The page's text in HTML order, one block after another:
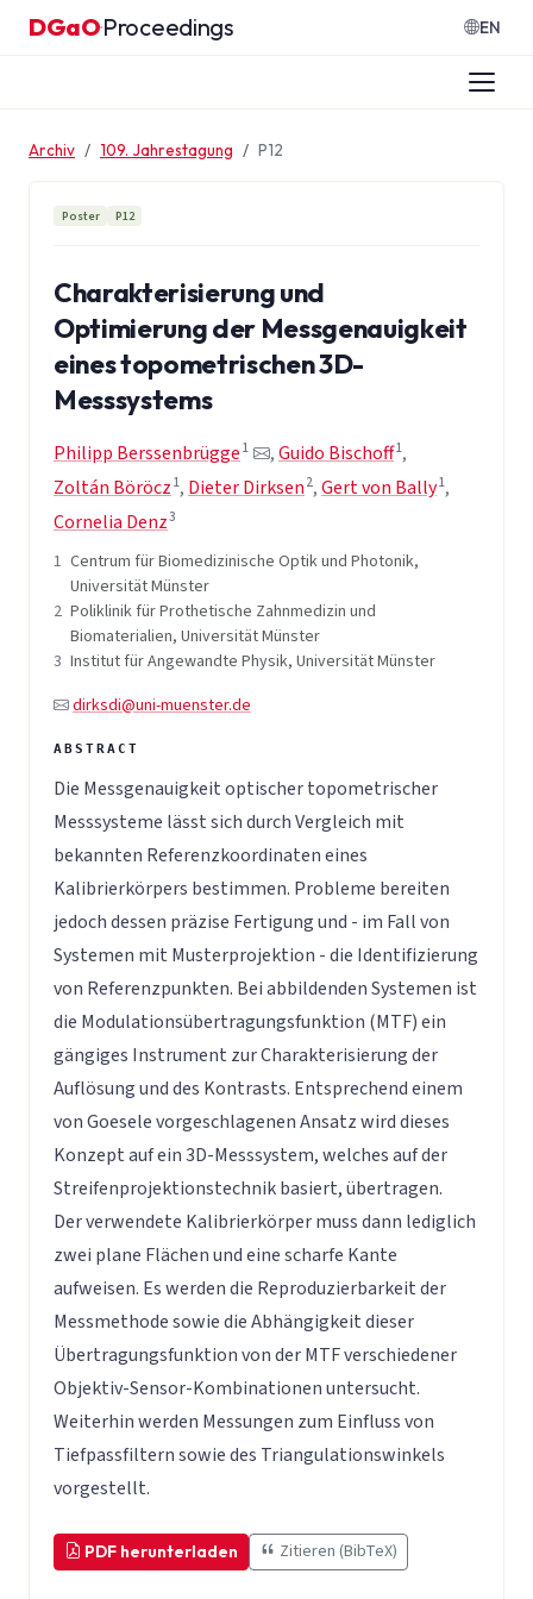
Zum Inhalt springen
DGaO·Proceedings EN
Archiv 109. Jahrestagung P12
Poster P12
Charakterisierung und
Optimierung der Messgenauigkeit
eines topometrischen 3D-
Messsystems
Philipp Berssenbrügge 1 ,Guido Bischoff1,
Zoltán Böröcz 1, Dieter Dirksen 2,Gert von Bally1,
Cornelia Denz3
1 Centrum für Biomedizinische Optik und Photonik,
Universität Münster
2 Poliklinik für Prothetische Zahnmedizin und
Biomaterialien, Universität Münster
3 Institut für Angewandte Physik, Universität Münster
dirksdi@uni-muenster.de
Die Messgenauigkeit optischer topometrischer
Messsysteme lässt sich durch Vergleich mit
bekannten Referenzkoordinaten eines
Kalibrierkörpers bestimmen. Probleme bereiten
jedoch dessen präzise Fertigung und - im Fall von
Systemen mit Musterprojektion - die Identifizierung
von Referenzpunkten. Bei abbildenden Systemen ist
die Modulationsübertragungsfunktion (MTF) ein
gängiges Instrument zur Charakterisierung der
Auflösung und des Kontrasts. Entsprechend einem
von Goesele vorgeschlagenen Ansatz wird dieses
Konzept auf ein 3D-Messsystem, welches auf der
Streifenprojektionstechnik basiert, übertragen.
Der verwendete Kalibrierkörper muss dann lediglich
zwei plane Flächen und eine scharfe Kante
aufweisen. Es werden die Reproduzierbarkeit der
Messmethode sowie die Abhängigkeit dieser
Übertragungsfunktion von der MTF verschiedener
Objektiv-Sensor-Kombinationen untersucht.
Weiterhin werden Messungen zum Einfluss von
Tiefpassfiltern sowie des Triangulationswinkels
vorgestellt.
PDF herunterladen Zitieren (BibTeX)